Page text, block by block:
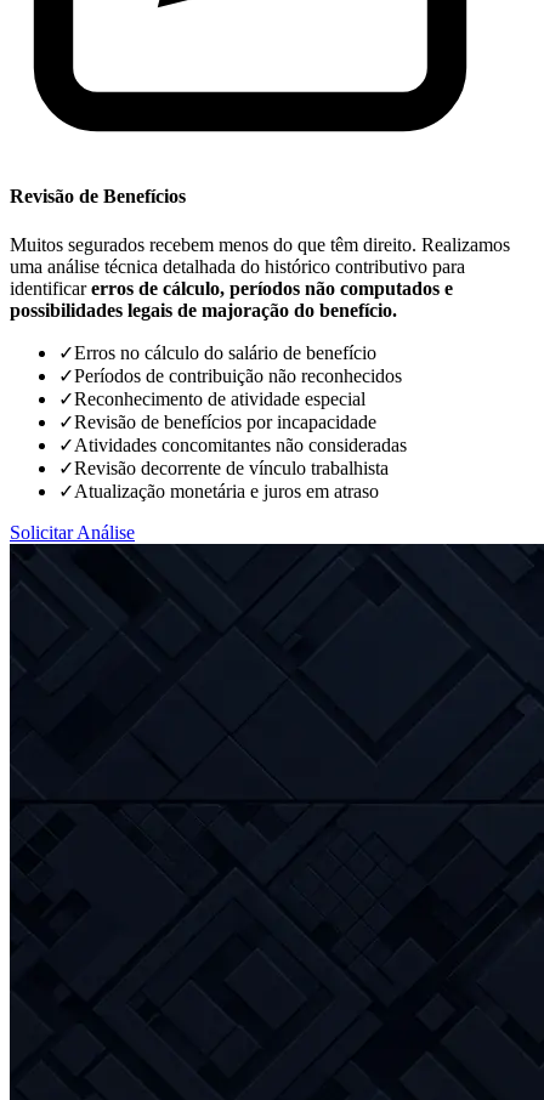
Revisão de Benefícios
Muitos segurados recebem menos do que têm direito. Realizamos
uma análise técnica detalhada do histórico contributivo para
identificarerros de cálculo, períodos não computados e
possibilidades legais de majoração do benefício.
✓Erros no cálculo do salário de benefício
✓Períodos de contribuição não reconhecidos
✓Reconhecimento de atividade especial
✓Revisão de benefícios por incapacidade
✓Atividades concomitantes não consideradas
✓Revisão decorrente de vínculo trabalhista
✓Atualização monetária e juros em atraso
Solicitar Análise